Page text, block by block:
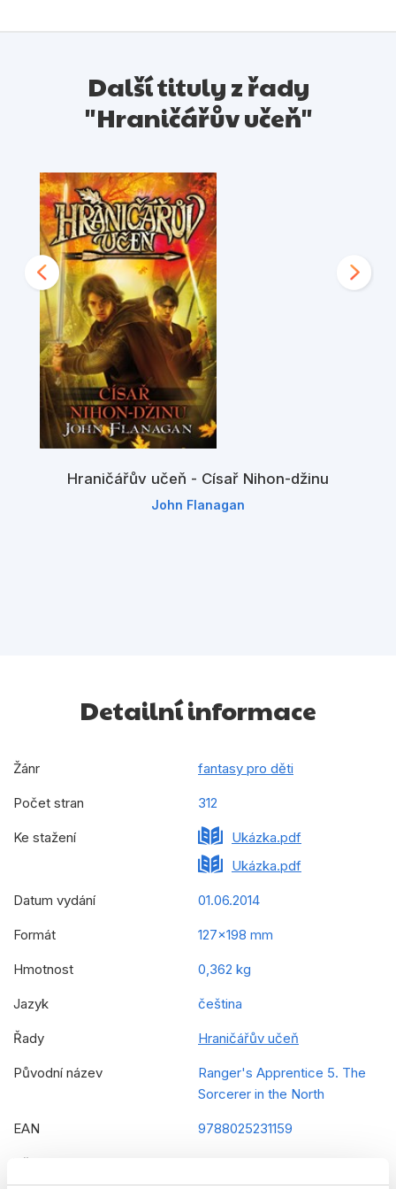
Další tituly z řady
"Hraničářův učeň"
Hraničářův učeň - Císař Nihon-džinu
John Flanagan
Detailní informace
Žánr fantasy pro děti
Počet stran 312
Ke stažení
Ukázka.pdf
Ukázka.pdf
Datum vydání 01.06.2014
Formát 127x198 mm
Hmotnost 0,362 kg
Jazyk čeština
Řady Hraničářův učeň
Původní název
Ranger's Apprentice 5. The
Sorcerer in the North
EAN 9788025231159
Věk od